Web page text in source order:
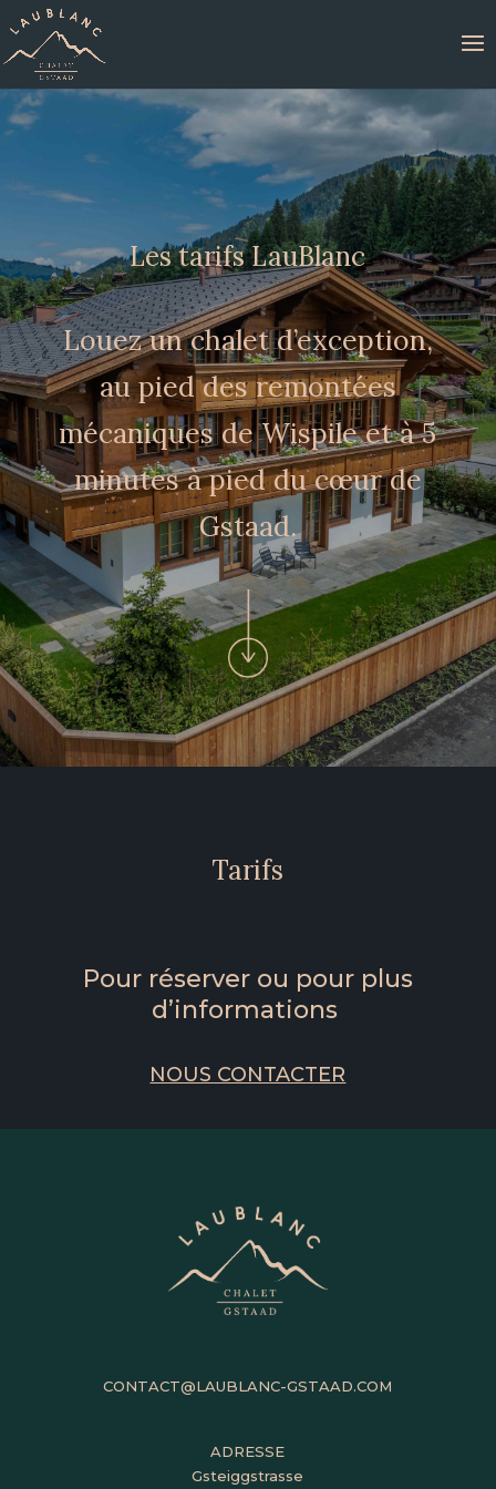
Les tarifs LauBlanc
Louez un chalet d’exception,
au pied des remontées
mécaniques de Wispile et à 5
minutes à pied du cœur de
Gstaad.
Tarifs
Pour réserver ou pour plus
d’informations
NOUS CONTACTER
CONTACT@LAUBLANC-GSTAAD.COM
ADRESSE
Gsteiggstrasse